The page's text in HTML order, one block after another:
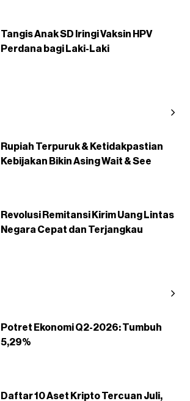
Tangis Anak SD Iringi Vaksin HPV
Perdana bagi Laki-Laki
Rupiah Terpuruk & Ketidakpastian
Kebijakan Bikin Asing Wait & See
Revolusi Remitansi Kirim Uang Lintas
Negara Cepat dan Terjangkau
Potret Ekonomi Q2-2026: Tumbuh
5,29%
Daftar 10 Aset Kripto Tercuan Juli,